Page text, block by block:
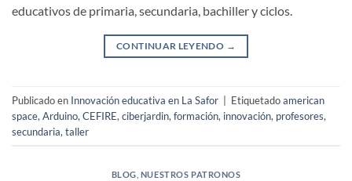
educativos de primaria, secundaria, bachiller y ciclos.
CONTINUAR LEYENDO →
Publicado en Innovación educativa en La Safor | Etiquetadoamerican
space, Arduino, CEFIRE, ciberjardin, formación, innovación, profesores,
secundaria, taller
BLOG NUESTROS PATRONOS